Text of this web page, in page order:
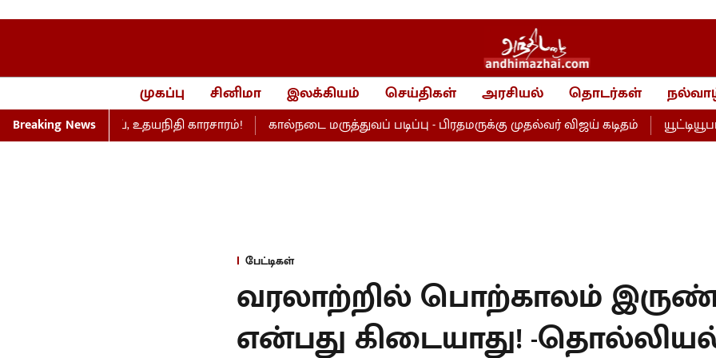
முகப்பு சினிமா இலக்கியம் செய்திகள் அரசியல் தொடர்கள்
Breaking News
விஜய், உதயநிதி காரசாரம்! கால்நடை மருத்துவப் படிப்பு - பிரதமருக்கு முதல்வர் விஜய் கடிதம் யூட்டியூபர்
பேட்டிகள்
வரலாற்றில் பொற்காலம்
என்பது கிடையாது! -